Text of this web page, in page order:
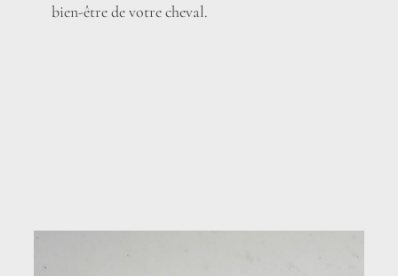
bien-être de votre cheval.